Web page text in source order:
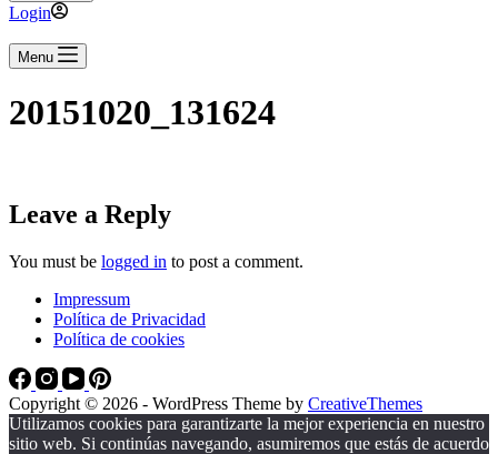
Login
Menu
20151020_131624
Leave a Reply
You must be logged in to post a comment.
Impressum
Política de Privacidad
Política de cookies
Copyright © 2026 - WordPress Theme by CreativeThemes
Utilizamos cookies para garantizarte la mejor experiencia en nuestro
sitio web. Si continúas navegando, asumiremos que estás de acuerdo